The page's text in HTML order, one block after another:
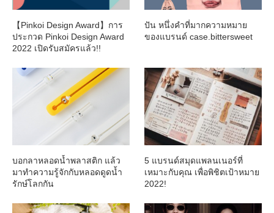
【Pinkoi Design Award】การ
ประกวด Pinkoi Design Award
2022 เปิดรับสมัครแล้ว!!
ปัน หนึ่งคำที่มากความหมาย
ของแบรนด์ case.bittersweet
บอกลาหลอดน้ำพลาสติก แล้ว
มาทำความรู้จักกับหลอดดูดน้ำ
รักษ์โลกกัน
5 แบรนด์สมุดแพลนเนอร์ที่
เหมาะกับคุณ เพื่อพิชิตเป้าหมาย
2022!